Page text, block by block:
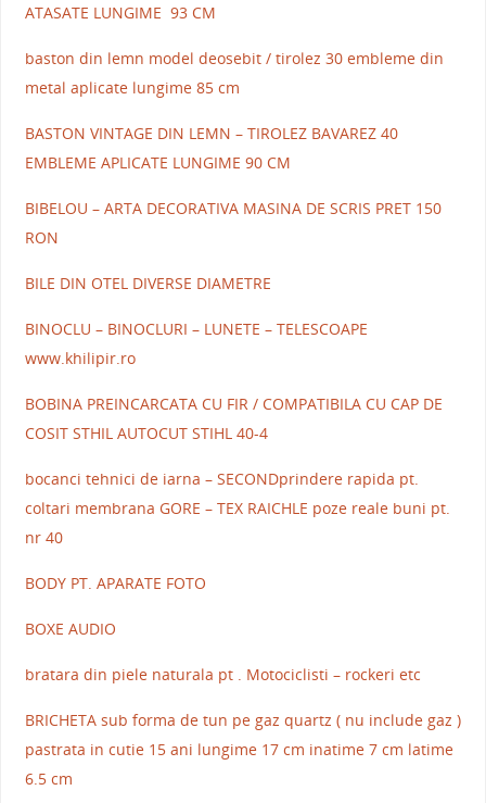
ATASATE LUNGIME 93 CM
baston din lemn model deosebit / tirolez 30 embleme din
metal aplicate lungime 85 cm
BASTON VINTAGE DIN LEMN – TIROLEZ BAVAREZ 40
EMBLEME APLICATE LUNGIME 90 CM
BIBELOU – ARTA DECORATIVA MASINA DE SCRIS PRET 150
RON
BILE DIN OTEL DIVERSE DIAMETRE
BINOCLU – BINOCLURI – LUNETE – TELESCOAPE
www.khilipir.ro
BOBINA PREINCARCATA CU FIR / COMPATIBILA CU CAP DE
COSIT STHIL AUTOCUT STIHL 40-4
bocanci tehnici de iarna – SECONDprindere rapida pt.
coltari membrana GORE – TEX RAICHLE poze reale buni pt.
nr 40
BODY PT. APARATE FOTO
BOXE AUDIO
bratara din piele naturala pt . Motociclisti – rockeri etc
BRICHETA sub forma de tun pe gaz quartz ( nu include gaz )
pastrata in cutie 15 ani lungime 17 cm inatime 7 cm latime
6.5 cm